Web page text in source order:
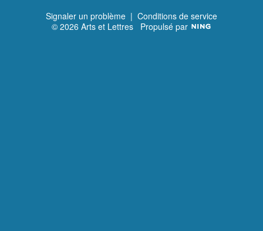
Signaler un problème | Conditions de service
© 2026 Arts et Lettres Propulsé par